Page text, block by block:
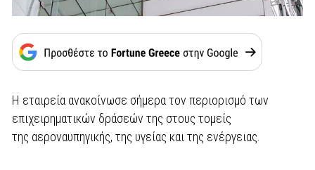
Η εταιρεία ανακοίνωσε σήμερα τον περιορισμό των
επιχειρηματικών δράσεών της στους τομείς
της αεροναυπηγικής, της υγείας και της ενέργειας.